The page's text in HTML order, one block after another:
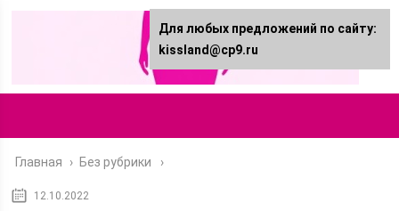
Главная › Без рубрики
12.10.2022
Для любых предложений по сайту:
kissland@cp9.ru